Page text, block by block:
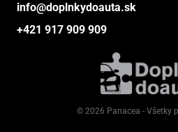
info@doplnkydoauta.sk
+421 917 909 909
© 2026 Panacea - Všetky